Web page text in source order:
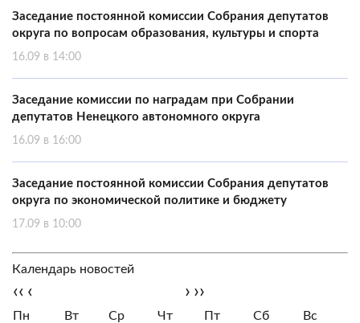
Заседание постоянной комиссии Собрания депутатов
округа по вопросам образования, культуры и спорта
16.09 в 14:00
Заседание комиссии по наградам при Собрании
депутатов Ненецкого автономного округа
16.09 в 16:00
Заседание постоянной комиссии Собрания депутатов
округа по экономической политике и бюджету
17.09 в 10:00
Календарь новостей
‹‹ ‹ › ››
Пн Вт Ср Чт Пт Сб Вс